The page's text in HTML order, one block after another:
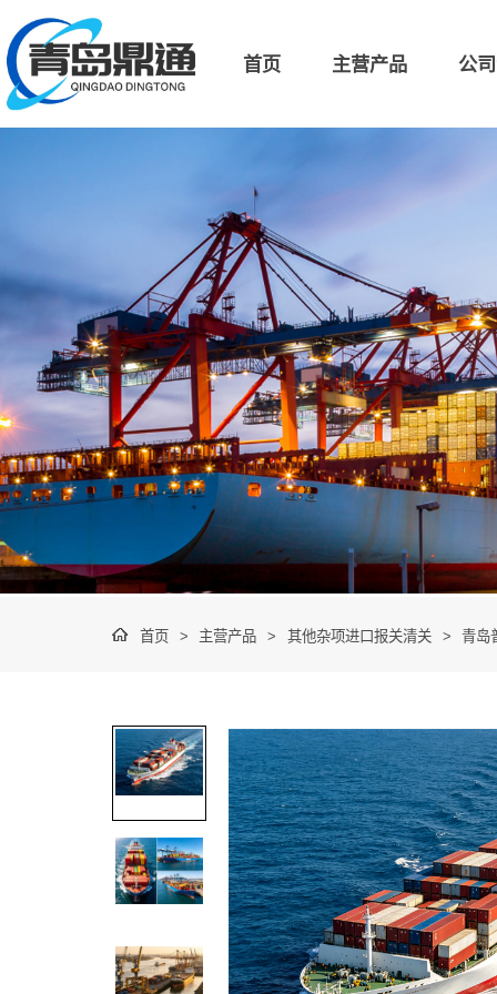
首页 主营产品 公
首页 > 主营产品 > 其他杂项进口报关清关 > 青岛